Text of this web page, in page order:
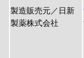
製造販売元／日新
製薬株式会社